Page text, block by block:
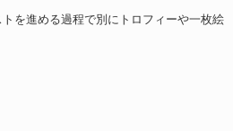
を進める過程で別にトロフィーや一枚絵